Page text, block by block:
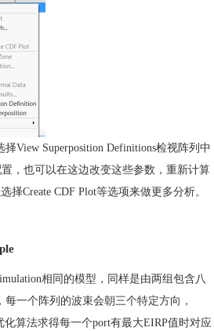
择View Superposition Definitions检视阵列中
，也可以在这边改变这些参数，重新计算
择Create CDF Plot等选项来做更多分析。
相同的模型，同样是由两组包含八
一个阵列的波束会朝三个特定方向，
化算法求得每一个port有最大EIRP值时对应